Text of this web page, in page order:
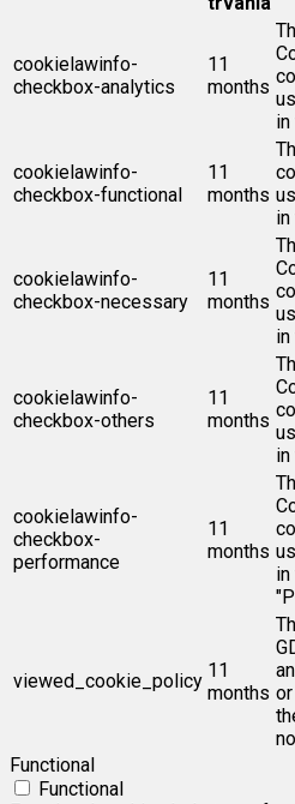
cookielawinfo-
checkbox-analytics
11
months
cookielawinfo-
checkbox-functional
11
months
in
cookielawinfo-
checkbox-necessary
11
months
cookielawinfo-
checkbox-others
11
months
in
cookielawinfo-
checkbox-
performance
11
months
viewed_cookie_policy 11
months
Functional
Functional